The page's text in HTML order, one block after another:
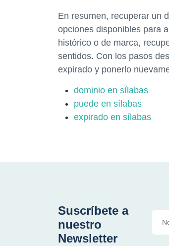
En resumen, recuperar un
opciones disponibles para
histórico o de marca,
sentidos. Con los pasos
expirado y ponerlo
dominio en sílabas
puede en sílabas
expirado en sílabas
Suscríbete a
nuestro
Newsletter